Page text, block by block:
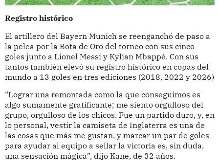
Registro histórico
El artillero del Bayern Munich se reenganchó de paso a
la pelea por la Bota de Oro del torneo con sus cinco
goles junto a Lionel Messi y Kylian Mbappé. Con sus
tantos también elevó su registro histórico en copas del
mundo a 13 goles en tres ediciones (2018, 2022 y 2026)
“Lograr una remontada como la que conseguimos es
algo sumamente gratificante; me siento orgulloso del
grupo, orgulloso de los chicos. Fue un partido duro, y, en
lo personal, vestir la camiseta de Inglaterra es una de
las cosas que más me gustan, y marcar un par de goles
para ayudar al equipo a sellar la victoria es, sin duda,
una sensación mágica”, dijo Kane, de 32 años.